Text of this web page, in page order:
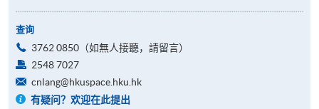
查询
3762 0850（如無人接聽，請留言）
2548 7027
cnlang@hkuspace.hku.hk
有疑问？欢迎在此提出